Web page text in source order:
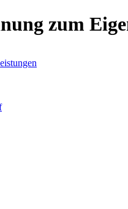
zum